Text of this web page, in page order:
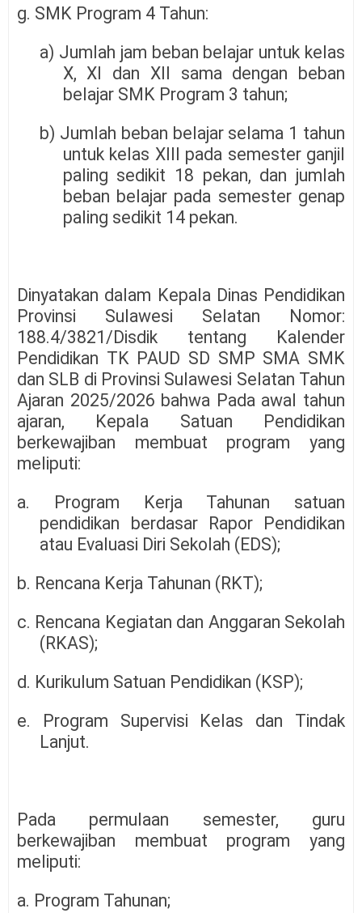
g. SMK Program 4 Tahun:
a) Jumlah jam beban belajar untuk kelas
X, XI dan XII sama dengan beban
belajar SMK Program 3 tahun;
b) Jumlah beban belajar selama 1 tahun
untuk kelas XIII pada semester ganjil
paling sedikit 18 pekan, dan jumlah
beban belajar pada semester genap
paling sedikit 14 pekan.
Dinyatakan dalam Kepala Dinas Pendidikan
Provinsi Sulawesi Selatan Nomor:
188.4/3821/Disdik tentang Kalender
Pendidikan TK PAUD SD SMP SMA SMK
dan SLB di Provinsi Sulawesi Selatan Tahun
Ajaran 2025/2026 bahwa Pada awal tahun
ajaran, Kepala Satuan Pendidikan
berkewajiban membuat program yang
meliputi:
a. Program Kerja Tahunan satuan
pendidikan berdasar Rapor Pendidikan
atau Evaluasi Diri Sekolah (EDS);
b. Rencana Kerja Tahunan (RKT);
c. Rencana Kegiatan dan Anggaran Sekolah
(RKAS);
d. Kurikulum Satuan Pendidikan (KSP);
e. Program Supervisi Kelas dan Tindak
Lanjut.
Pada permulaan semester, guru
berkewajiban membuat program yang
meliputi:
a. Program Tahunan;